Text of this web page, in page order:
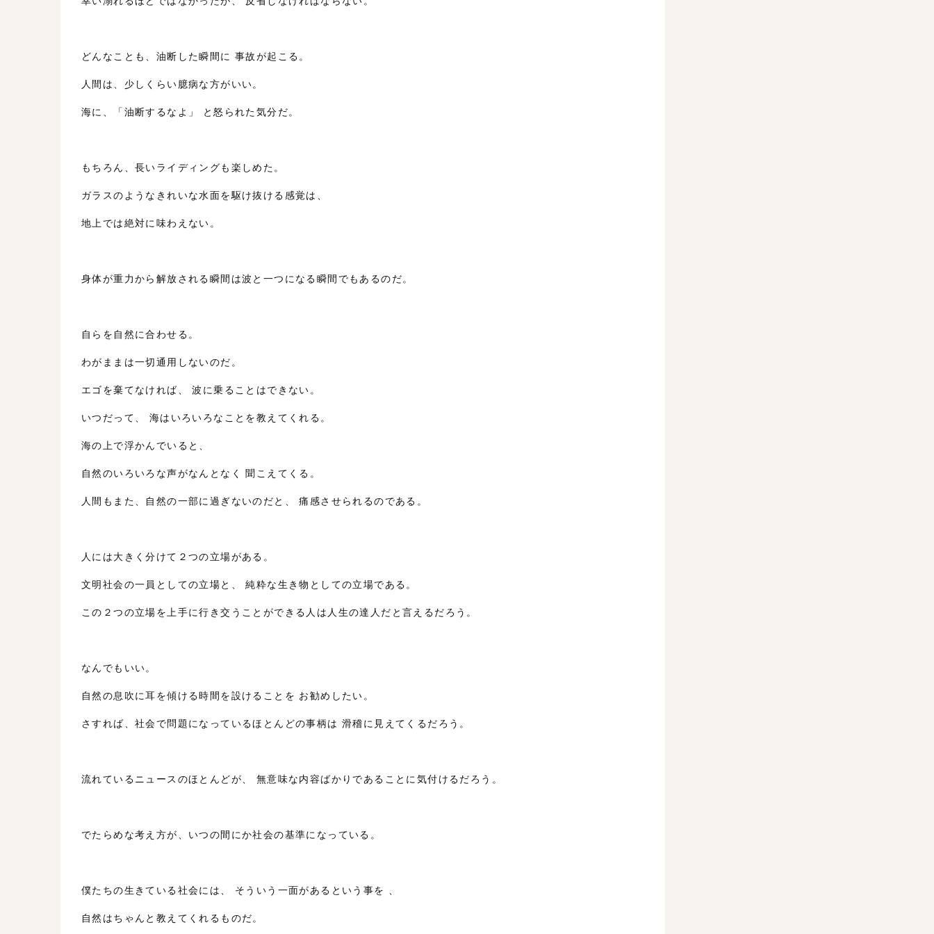
どんなことも、油断した瞬間に 事故が起こる。
人間は、少しくらい臆病な方がいい。
海に、「油断するなよ」 と怒られた気分だ。
もちろん、長いライディングも楽しめた。
ガラスのようなきれいな水面を駆け抜ける感覚は、
地上では絶対に味わえない。
身体が重力から解放される瞬間は波と一つになる瞬間でもあるのだ。
自らを自然に合わせる。
わがままは一切通用しないのだ。
エゴを棄てなければ、 波に乗ることはできない。
いつだって、 海はいろいろなことを教えてくれる。
海の上で浮かんでいると、
自然のいろいろな声がなんとなく 聞こえてくる。
人間もまた、自然の一部に過ぎないのだと、 痛感させられるのである。
人には大きく分けて２つの立場がある。
文明社会の一員としての立場と、 純粋な生き物としての立場である。
この２つの立場を上手に行き交うことができる人は人生の達人だと言えるだろう。
なんでもいい。
自然の息吹に耳を傾ける時間を設けることを お勧めしたい。
さすれば、社会で問題になっているほとんどの事柄は 滑稽に見えてくるだろう。
流れているニュースのほとんどが、 無意味な内容ばかりであることに気付けるだろう。
でたらめな考え方が、いつの間にか社会の基準になっている。
僕たちの生きている社会には、 そういう一面があるという事を 、
自然はちゃんと教えてくれるものだ。